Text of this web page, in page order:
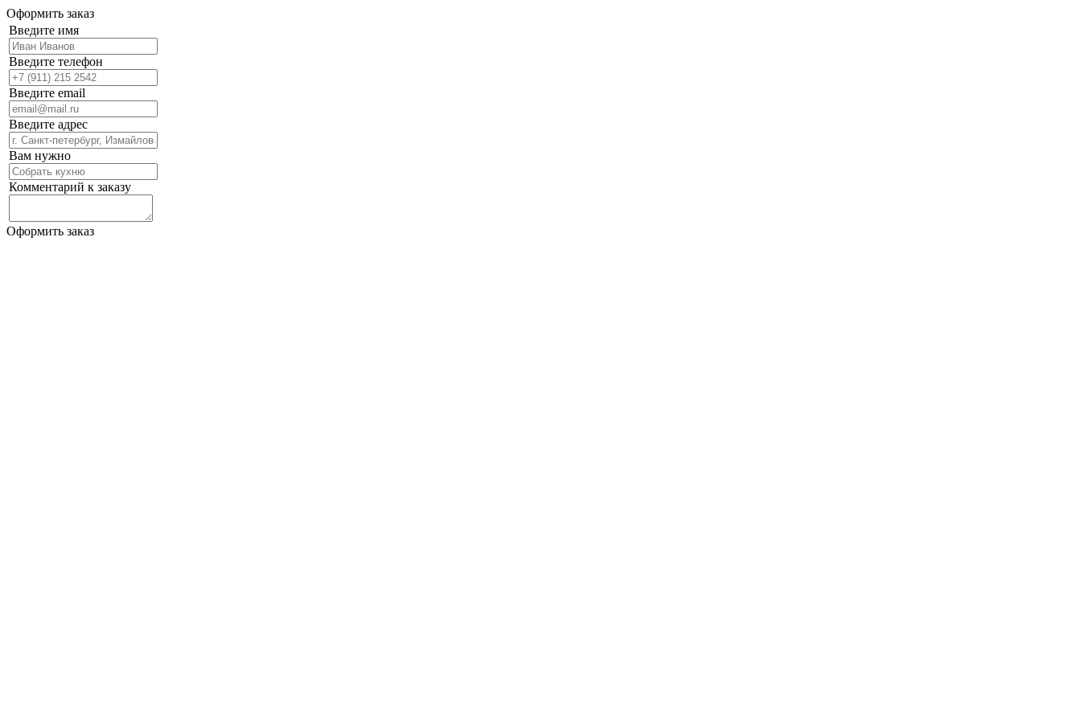
Оформить заказ
Введите имя
Введите телефон
Введите email
Введите адрес
Вам нужно
Комментарий к заказу
Оформить заказ